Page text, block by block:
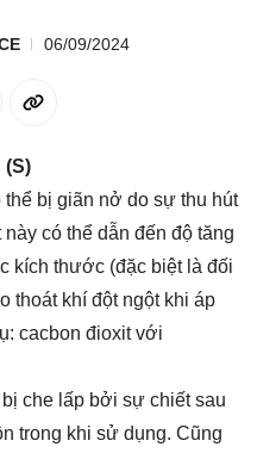
06/09/2024
(S)
bị giãn nở do sự thu hút
có thể dẫn đến độ tăng
kích thước (đặc biệt là đối
thoát khí đột ngột khi áp
cacbon đioxit với
che lấp bởi sự chiết sau
trong khi sử dụng. Cũng